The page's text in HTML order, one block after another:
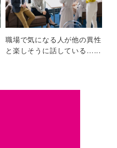
職場で気になる人が他の異性
と楽しそうに話している…...